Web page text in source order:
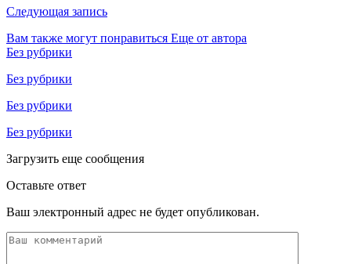
Следующая запись
Вам также могут понравиться Еще от автора
Без рубрики
Без рубрики
Без рубрики
Без рубрики
Загрузить еще сообщения
Оставьте ответ
Ваш электронный адрес не будет опубликован.